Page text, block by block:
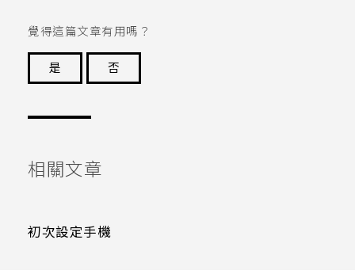
覺得這篇文章有用嗎？
是
否
相關文章
初次設定手機